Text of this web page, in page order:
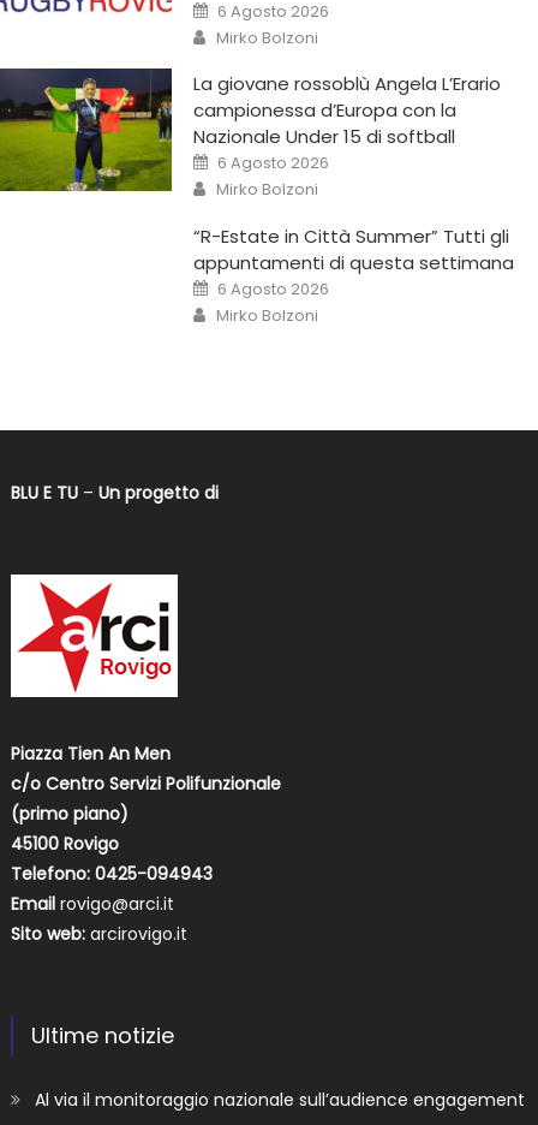
6 Agosto 2026
Mirko Bolzoni
La giovane rossoblù Angela L’Erario
campionessa d’Europa con la
Nazionale Under 15 di softball
6 Agosto 2026
Mirko Bolzoni
“R-Estate in Città Summer” Tutti gli
appuntamenti di questa settimana
6 Agosto 2026
Mirko Bolzoni
BLU E TU– Un progetto di
Piazza Tien An Men
c/o Centro Servizi Polifunzionale
(primo piano)
45100 Rovigo
Telefono: 0425-094943
Email rovigo@arci.it
Sito web: arcirovigo.it
Ultime notizie
Al via il monitoraggio nazionale sull’audience engagement